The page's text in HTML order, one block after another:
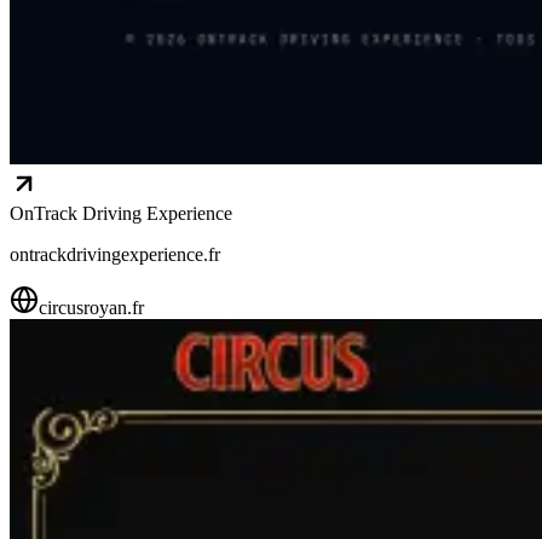
OnTrack Driving Experience
ontrackdrivingexperience.fr
circusroyan.fr